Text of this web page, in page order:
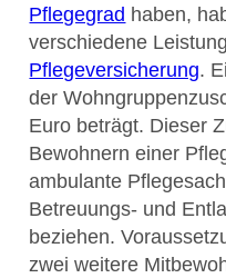
Pflegegrad haben,
verschiedene
Pflegeversicherung.
der
Euro beträgt. Dieser
Bewohnern einer
ambulante
Betreuungs- und
beziehen.
zwei weitere